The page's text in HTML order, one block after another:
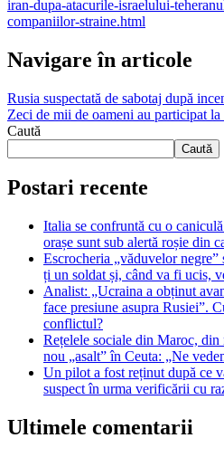
iran-dupa-atacurile-israelului-
companiilor-straine.html
Navigare în articole
Rusia suspectată de sabotaj după
Zeci de mii de oameni au participat
Caută
Caută
Postari recente
Italia se confruntă cu o
orașe sunt sub alertă roșie din
Escrocheria „văduvelor negre”
ți un soldat și, când va fi ucis,
Analist: „Ucraina a obținut
face presiune asupra Rusiei”.
conflictul?
Rețelele sociale din Maroc, din
nou „asalt” în Ceuta: „Ne
Un pilot a fost reținut după ce
suspect în urma verificării cu
Ultimele comentarii